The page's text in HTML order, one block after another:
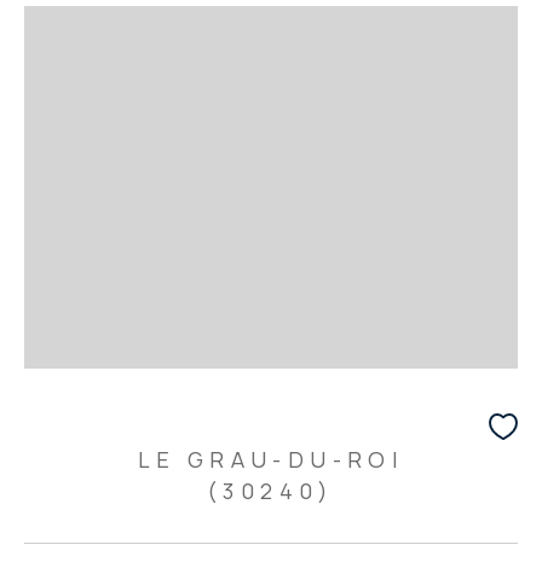
LE GRAU-DU-ROI
(30240)